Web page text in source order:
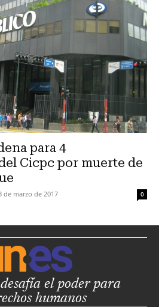
para 4
Cicpc por muerte de
de marzo de 2017 0
el poder para
humanos